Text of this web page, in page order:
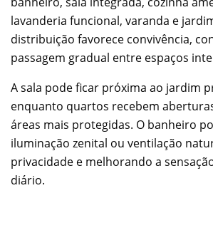
lavanderia funcional, varanda e
distribuição favorece convivência,
passagem gradual entre espaços
A sala pode ficar próxima ao jardim
enquanto quartos recebem
áreas mais protegidas. O banheiro
iluminação zenital ou ventilação
privacidade e melhorando a
diário.